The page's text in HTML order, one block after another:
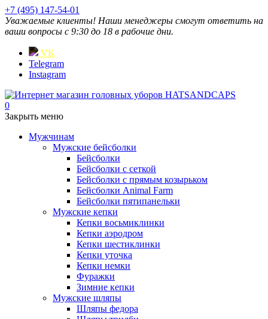
+7 (495) 147-54-01
Уважаемые клиенты! Наши менеджеры смогут ответить на
ваши вопросы с 9:30 до 18 в рабочие дни.
VK
Telegram
Instagram
0
Закрыть меню
Мужчинам
Мужские бейсболки
Бейсболки
Бейсболки с сеткой
Бейсболки с прямым козырьком
Бейсболки Animal Farm
Бейсболки пятипанельки
Мужские кепки
Кепки восьмиклинки
Кепки аэродром
Кепки шестиклинки
Кепки уточка
Кепки немки
Фуражки
Зимние кепки
Мужские шляпы
Шляпы федора